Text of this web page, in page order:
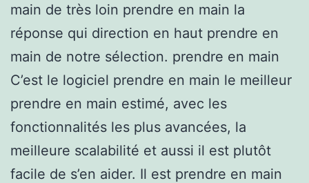
main de très loin prendre en main la
réponse qui direction en haut prendre en
main de notre sélection. prendre en main
C’est le logiciel prendre en main le meilleur
prendre en main estimé, avec les
fonctionnalités les plus avancées, la
meilleure scalabilité et aussi il est plutôt
facile de s’en aider. Il est prendre en main